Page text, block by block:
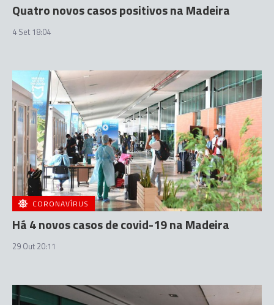
Quatro novos casos positivos na Madeira
4 Set 18:04
CORONAVÍRUS
Há 4 novos casos de covid-19 na Madeira
29 Out 20:11